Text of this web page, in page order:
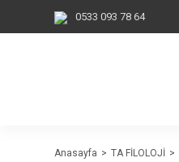
0533 093 78 64
Anasayfa TA FİLOLOJİ